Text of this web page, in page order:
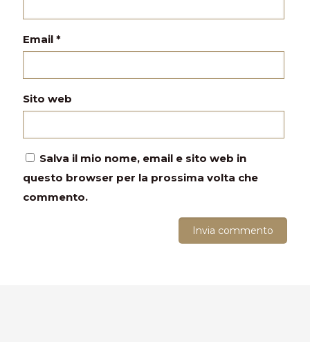
Email *
Sito web
Salva il mio nome, email e sito web in
questo browser per la prossima volta che
commento.